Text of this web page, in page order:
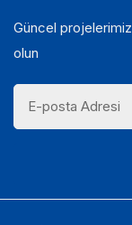
Güncel
olun